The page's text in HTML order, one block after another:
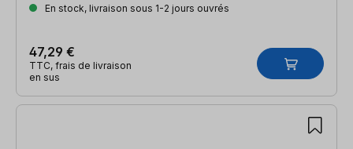
En stock, livraison sous 1-2 jours ouvrés
47,29 €
TTC, frais de livraison
en sus